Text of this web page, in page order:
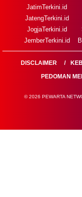
JatimTerkini.id
JatengTerkini.id
JogjaTerkini.id
JemberTerkini.id
DISCLAIMER
PEDOMAN
© 2026 PEWARTA